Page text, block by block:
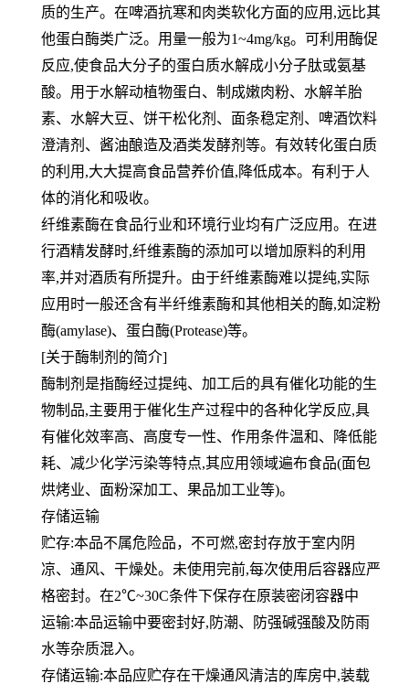
质的生产。在啤酒抗寒和肉类软化方面的应用,远比其
他蛋白酶类广泛。用量一般为1~4mg/kg。 可利用酶促
反应,使食品大分子的蛋白质水解成小分子肽或氨基
酸。用于水解动植物蛋白、制成嫩肉粉、水解羊胎
素、水解大豆、饼干松化剂、面条稳定剂、啤酒饮料
澄清剂、酱油酿造及酒类发酵剂等。有效转化蛋白质
的利用,大大提高食品营养价值,降低成本。有利于人
体的消化和吸收。
纤维素酶在食品行业和环境行业均有广泛应用。在进
行酒精发酵时,纤维素酶的添加可以增加原料的利用
率,并对酒质有所提升。 由于纤维素酶难以提纯,实际
应用时一般还含有半纤维素酶和其他相关的酶,如淀粉
酶(amylase)、蛋白酶(Protease)等。
[关于酶制剂的简介]
酶制剂是指酶经过提纯、加工后的具有催化功能的生
物制品,主要用于催化生产过程中的各种化学反应,具
有催化效率高、高度专一性、作用条件温和、降低能
耗、减少化学污染等特点,其应用领域遍布食品(面包
烘烤业、面粉深加工、果品加工业等)。
存储运输
贮存:本品不属危险品，不可燃,密封存放于室内阴
凉、通风、干燥处。未使用完前,每次使用后容器应严
格密封。在2℃~30C条件下保存在原装密闭容器中
运输:本品运输中要密封好,防潮、防强碱强酸及防雨
水等杂质混入。
存储运输:本品应贮存在干燥通风清洁的库房中,装载